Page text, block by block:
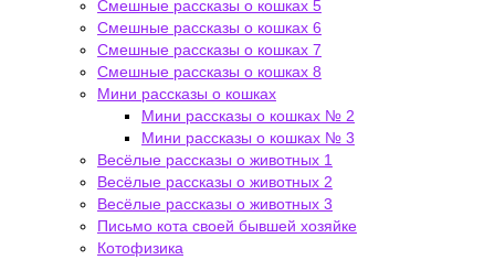
Смешные рассказы о кошках 5
Смешные рассказы о кошках 6
Смешные рассказы о кошках 7
Смешные рассказы о кошках 8
Мини рассказы о кошках
Мини рассказы о кошках № 2
Мини рассказы о кошках № 3
Весёлые рассказы о животных 1
Весёлые рассказы о животных 2
Весёлые рассказы о животных 3
Письмо кота своей бывшей хозяйке
Котофизика